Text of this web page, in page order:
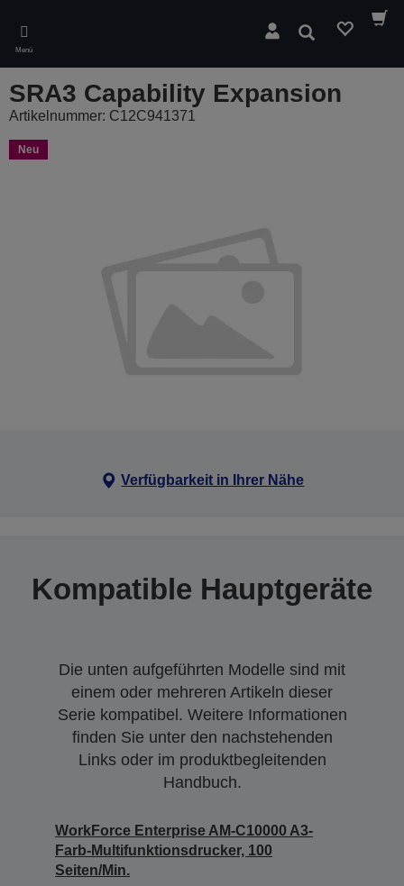
main
content
Menü
Suchen
SRA3 Capability Expansion
Artikelnummer: C12C941371
Neu
Verfügbarkeit in Ihrer Nähe
Kompatible Hauptgeräte
Die unten aufgeführten Modelle sind mit
einem oder mehreren Artikeln dieser
Serie kompatibel. Weitere Informationen
finden Sie unter den nachstehenden
Links oder im produktbegleitenden
Handbuch.
WorkForce Enterprise AM-C10000 A3-
Farb-Multifunktionsdrucker, 100
Seiten/Min.